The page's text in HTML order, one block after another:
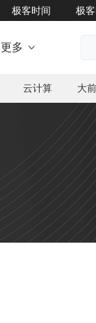
极客时间 极
更多 
云计算 大